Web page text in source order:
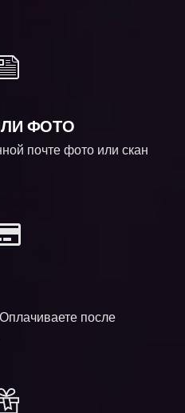
ФОТО
почте фото или скан
после